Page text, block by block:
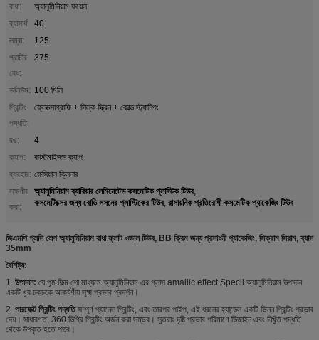
বাধা:
অ্যালুমিনিয়াম ফয়েল
ব্যাসার্ধ: 40
লম্বা:
125
প্রাচীর
বেধ:
375
ভলিউম: 100 মিলি
প্রিন্টিং
পদ্ধতি:
ফ্লেক্সোগ্রাফি + সিল্ক স্ক্রিন + কোল্ড স্ট্যাম্পিং
রঙ:
4
ক্যাপ:
কাস্টমাইজড ক্যাপ
ব্যবহার: ফেসিয়াল ক্লিনার
লক্ষণীয়
করা:
অ্যালুমিনিয়াম ব্যারিয়ার লেমিনেটেড কসমেটিক প্লাস্টিক টিউব,
কসমেটিক্সের জন্য বোডি লসনের প্লাস্টিকের টিউব, রাসায়নিক প্রতিরোধী কসমেটিক প্যাকেজিং টিউব
জিএমপি গ্লসি লেপ অ্যালুমিনিয়াম বাধা ফ্লাট ওভাল টিউব, BB ক্রিম জন্য প্রসাধনী প্যাকেজিং, সিক্রাম সিরাম, ব্যাস
35mm
বৈশিষ্ট্য:
1. উপাদান: যে পৃষ্ঠ ফিল্ম শো মাধ্যমে অ্যালুমিনিয়াম এর গ্লাস amallic effect.Specil অ্যালুমিনিয়াম উপাদান
একটি খুব চকচকে আকর্ষণীয় সূক্ষ্ম প্রভাব প্রদর্শন।
2. পারফেক্ট প্রিন্টিং পদ্ধতি সম্পূর্ণ প্যানেল প্রিন্টিং, এবং তারপর পাইপ, এই ধরনের হ্যান্ডেল একটি ভিন্ন প্রিন্টিং প্রভাব
দেয়। সাধারণত, 360 ডিগ্রি প্রিন্টিং অর্জন করা সম্ভব। সুতরাং দৃষ্টি প্রভাব পরিমাণে ডিজাইন এবং নিখুঁত পদ্ধতি
থেকে উপকৃত হতে পারে।